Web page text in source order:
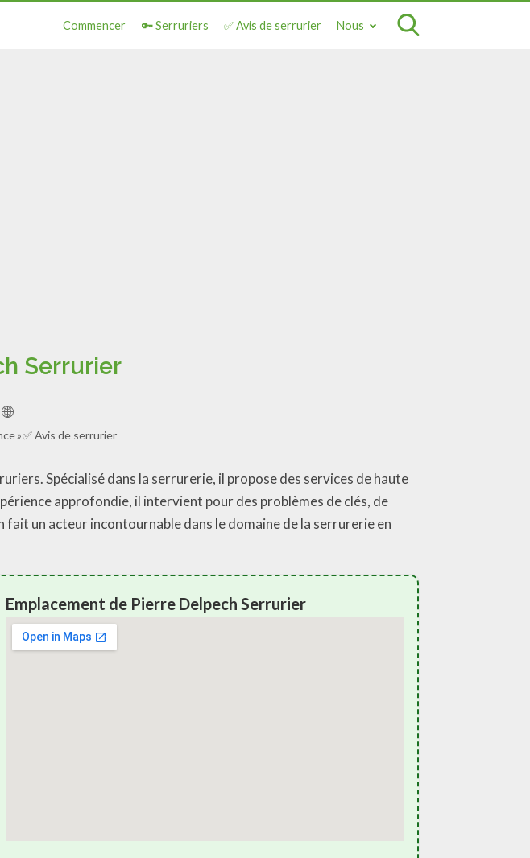
Commencer 🔑 Serruriers ✅ Avis de serrurier Nous
Serrurier
✅ Avis de serrurier
Spécialisé dans la serrurerie, il propose des services de haute
approfondie, il intervient pour des problèmes de clés, de
un acteur incontournable dans le domaine de la serrurerie en
Emplacement de Pierre Delpech Serrurier